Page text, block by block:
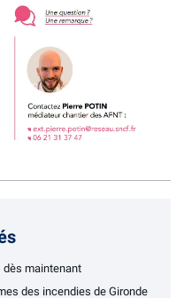
dès maintenant
des incendies de Gironde